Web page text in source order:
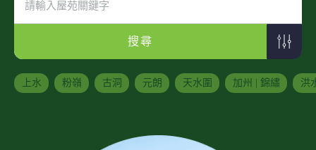
搜尋
上水 粉嶺 古洞 元朗 天水圍 加州 | 錦繡 洪